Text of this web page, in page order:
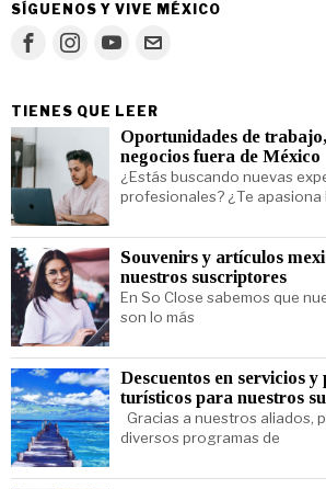
SÍGUENOS Y VIVE MÉXICO
TIENES QUE LEER
Oportunidades de
negocios fuera de México
¿Estás buscando nuevas
profesionales? ¿Te apasiona
Souvenirs y artículos
nuestros suscriptores
En So Close sabemos que
son lo más
Descuentos en servicios y
turísticos para nuestros
Gracias a nuestros aliados,
diversos programas de